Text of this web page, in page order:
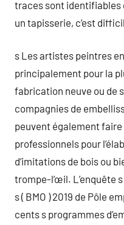
traces sont identifiables
un tapisserie, c’est
s Les artistes peintres
principalement pour la
fabrication neuve ou de
compagnies de
peuvent également faire
professionnels pour
d’imitations de bois ou
trompe-l’œil. L’enquête
s ( BMO ) 2019 de Pôle
cents s programmes